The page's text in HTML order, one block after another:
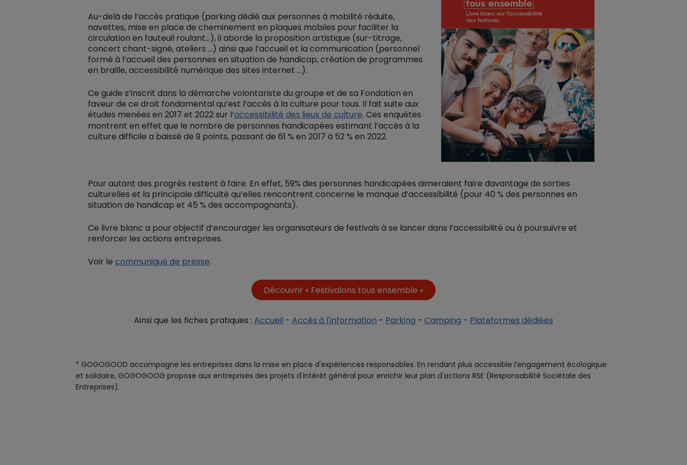
Au-delà de l’accès pratique (parking dédié aux personnes à mobilité réduite,
navettes, mise en place de cheminement en plaques mobiles pour faciliter la
circulation en fauteuil roulant…), il aborde la proposition artistique (sur-titrage,
concert chant-signé, ateliers …) ainsi que l’accueil et la communication (personnel
formé à l’accueil des personnes en situation de handicap, création de programmes
en braille, accessibilité numérique des sites internet ...).
Ce guide s’inscrit dans la démarche volontariste du groupe et de sa Fondation en
faveur de ce droit fondamental qu’est l’accès à la culture pour tous. Il fait suite aux
études menées en 2017 et 2022 sur l’accessibilité des lieux de culture. Ces enquêtes
montrent en effet que le nombre de personnes handicapées estimant l’accès à la
culture difficile a baissé de 9 points, passant de 61 % en 2017 à 52 % en 2022.
Pour autant des progrès restent à faire. En effet, 59% des personnes handicapées aimeraient faire davantage de sorties
culturelles et la principale difficulté qu’elles rencontrent concerne le manque d’accessibilité (pour 40 % des personnes en
situation de handicap et 45 % des accompagnants).
Ce livre blanc a pour objectif d’encourager les organisateurs de festivals à se lancer dans l’accessibilité ou à poursuivre et
renforcer les actions entreprises.
Voir le communiqué de presse.
Découvrir « Festivalons tous ensemble »
Ainsi que les fiches pratiques : Accueil - Accès à l'information - Parking - Camping - Plateformes dédiées
* GOGOGOOD accompagne les entreprises dans la mise en place d'expériences responsables. En rendant plus accessible l’engagement écologique
et solidaire, GOGOGOOG propose aux entreprises des projets d'intérêt général pour enrichir leur plan d'actions RSE (Responsabilité Sociétale des
Entreprises).